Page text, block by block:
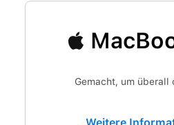
Gemacht, um überall